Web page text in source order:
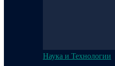
Наука и Технологии